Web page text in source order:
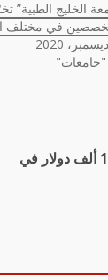
في مختلف
خبير أكاديمي يتوقع تجاوز البيتكوين حاجز الـ 100 ألف دولار في